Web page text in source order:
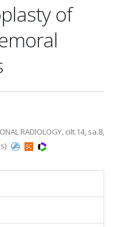
of
RADIOLOGY, cilt.14, sa.8,